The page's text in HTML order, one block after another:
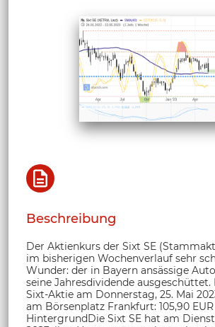
Beschreibung
Der Aktienkurs der Sixt SE
im bisherigen Wochenverlauf sehr
Wunder: der in Bayern ansässige
seine Jahresdividende ausgeschüttet.
Sixt-Aktie am Donnerstag, 25. Mai
am Börsenplatz Frankfurt: 105,90
HintergrundDie Sixt SE hat am